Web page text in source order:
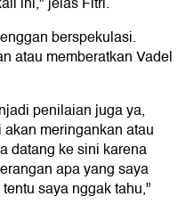
berspekulasi.
atau memberatkan Vadel
penilaian juga ya,
meringankan atau
datang ke sini karena
apa yang saya
saya nggak tahu,"